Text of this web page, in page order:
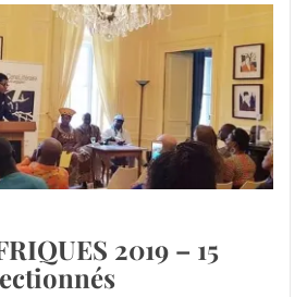
2019 – 15